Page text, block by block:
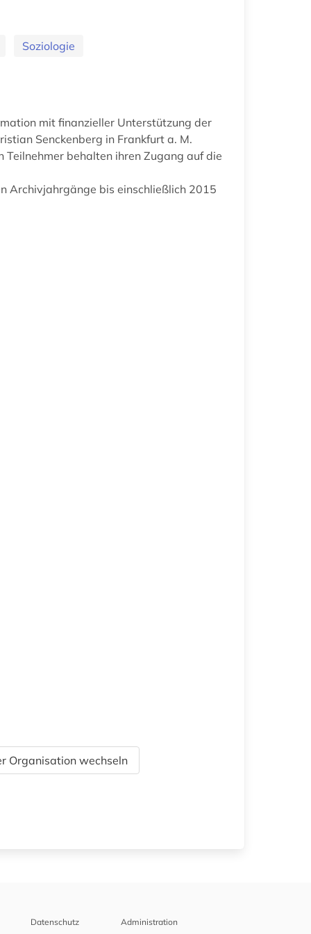
Soziologie
mit finanzieller Unterstützung der
Senckenberg in Frankfurt a. M.
behalten ihren Zugang auf die
Archivjahrgänge bis einschließlich 2015
Organisation wechseln
Datenschutz Administration